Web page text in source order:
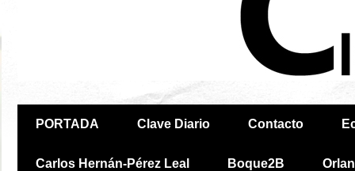
PORTADA Clave Diario Contacto
Carlos Hernán-Pérez Leal Boque2B